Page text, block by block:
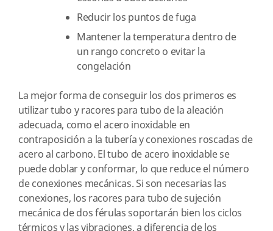
Reducir los puntos de fuga
Mantener la temperatura dentro de
un rango concreto o evitar la
congelación
La mejor forma de conseguir los dos primeros es
utilizar tubo y racores para tubo de la aleación
adecuada, como el acero inoxidable en
contraposición a la tubería y conexiones roscadas de
acero al carbono. El tubo de acero inoxidable se
puede doblar y conformar, lo que reduce el número
de conexiones mecánicas. Si son necesarias las
conexiones, los racores para tubo de sujeción
mecánica de dos férulas soportarán bien los ciclos